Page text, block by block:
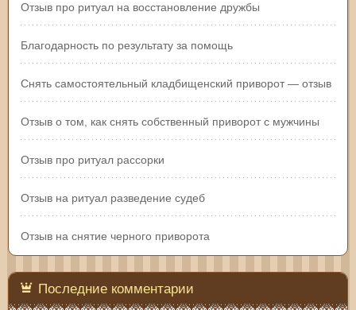
Отзыв про ритуал на восстановление дружбы
Благодарность по результату за помощь
Снять самостоятельный кладбищенский приворот — отзыв
Отзыв о том, как снять собственный приворот с мужчины
Отзыв про ритуал рассорки
Отзыв на ритуал разведение судеб
Отзыв на снятие черного приворота
Последние комментарии